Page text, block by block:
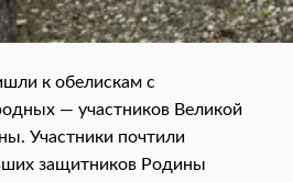
к обелискам с
— участников Великой
Участники почтили
защитников Родины